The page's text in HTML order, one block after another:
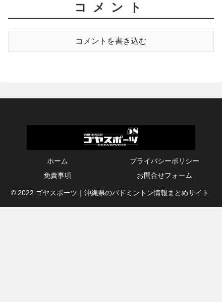
コメント
コメントを書き込む
ホーム
プライバシーポリシー
免責事項
お問合せフォーム
© 2022 ゴヤスポーツ｜沖縄県のバドミントン情報まとめサイト.